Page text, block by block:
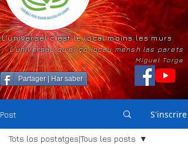
Partager | Har saber
L'universel c'est le local moins les murs
L'universau qu'ei çò locau mensh las parets
Miguel Torga
Post S'inscrire
Tots los postatges|Tous les posts